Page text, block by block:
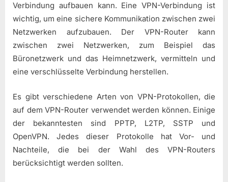
Verbindung aufbauen kann. Eine VPN-Verbindung ist
wichtig, um eine sichere Kommunikation zwischen zwei
Netzwerken aufzubauen. Der VPN-Router kann
zwischen zwei Netzwerken, zum Beispiel das
Büronetzwerk und das Heimnetzwerk, vermitteln und
eine verschlüsselte Verbindung herstellen.
Es gibt verschiedene Arten von VPN-Protokollen, die
auf dem VPN-Router verwendet werden können. Einige
der bekanntesten sind PPTP, L2TP, SSTP und
OpenVPN. Jedes dieser Protokolle hat Vor- und
Nachteile, die bei der Wahl des VPN-Routers
berücksichtigt werden sollten.